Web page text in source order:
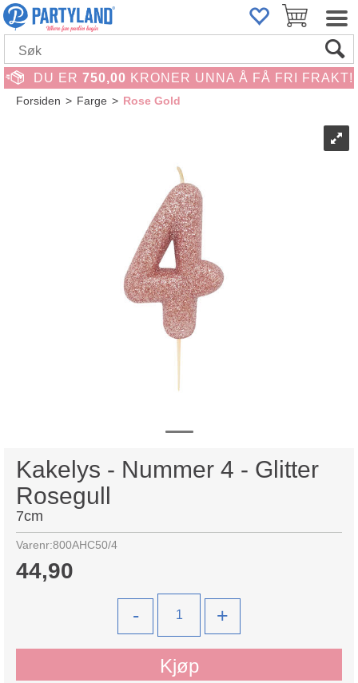
DU ER 750,00 KRONER UNNA Å FÅ FRI FRAKT!
Forsiden>Farge>Rose Gold
Kakelys - Nummer 4 - Glitter
Rosegull
7cm
Varenr:800AHC50/4
44,90
- +
Kjøp